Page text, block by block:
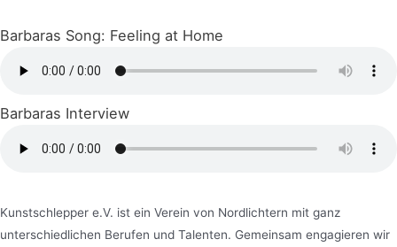
Barbaras Song: Feeling at Home
Barbaras Interview
Kunstschlepper e.V. ist ein Verein von Nordlichtern mit ganz
unterschiedlichen Berufen und Talenten. Gemeinsam engagieren wir